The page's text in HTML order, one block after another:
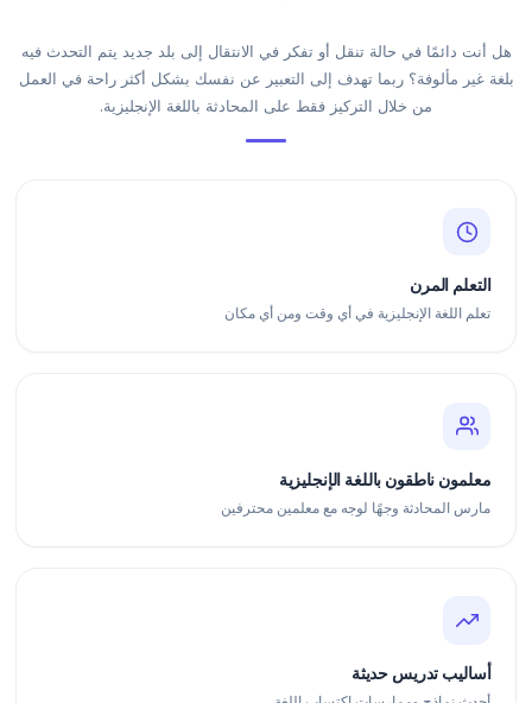
هل أنت دائمًا في حالة تنقل أو تفكر في الانتقال إلى بلد جديد يتم التحدث فيه
بلغة غير مألوفة؟ ربما تهدف إلى التعبير عن نفسك بشكل أكثر راحة في العمل
من خلال التركيز فقط على المحادثة باللغة الإنجليزية.
التعلم المرن
تعلم اللغة الإنجليزية في أي وقت ومن أي مكان
معلمون ناطقون باللغة الإنجليزية
مارس المحادثة وجهًا لوجه مع معلمين محترفين
أساليب تدريس حديثة